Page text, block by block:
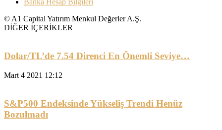
Banka Hesap Bilgileri
© A1 Capital Yatırım Menkul Değerler A.Ş.
DİĞER İÇERİKLER
Dolar/TL’de 7.54 Direnci En Önemli Seviye…
Mart 4 2021 12:12
S&P500 Endeksinde Yükseliş Trendi Henüz
Bozulmadı